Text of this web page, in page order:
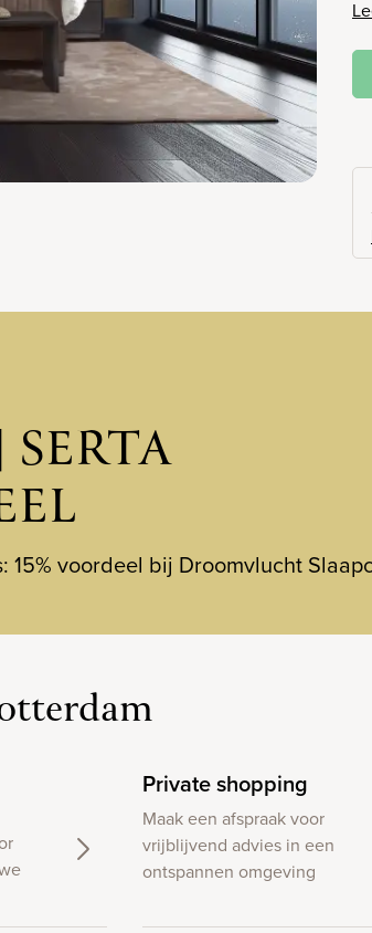
SERTA
15% voordeel bij Droomvlucht
Private shopping
Maak een afspraak voor
vrijblijvend advies in een
ontspannen omgeving